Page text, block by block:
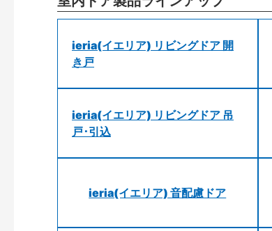
ieria(イエリア) リビングドア 開
き戸
ieria(イエリア) リビングドア 吊
戸･引込
ieria(イエリア) 音配慮ドア